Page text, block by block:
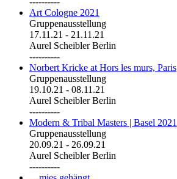
Art Cologne 2021
Gruppenausstellung
17.11.21 - 21.11.21
Aurel Scheibler Berlin
----------
Norbert Kricke at Hors les murs, Paris
Gruppenausstellung
19.10.21 - 08.11.21
Aurel Scheibler Berlin
----------
Modern & Tribal Masters | Basel 2021
Gruppenausstellung
20.09.21 - 26.09.21
Aurel Scheibler Berlin
----------